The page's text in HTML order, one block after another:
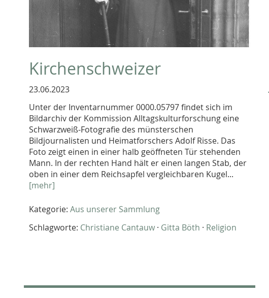
Kirchenschweizer
23.06.2023
Unter der Inventarnummer 0000.05797 findet sich im
Bildarchiv der Kommission Alltagskulturforschung eine
Schwarzweiß-Fotografie des münsterschen
Bildjournalisten und Heimatforschers Adolf Risse. Das
Foto zeigt einen in einer halb geöffneten Tür stehenden
Mann. In der rechten Hand hält er einen langen Stab, der
oben in einer dem Reichsapfel vergleichbaren Kugel...
[mehr]
Kategorie: Aus unserer Sammlung
Schlagworte: Christiane Cantauw · Gitta Böth · Religion